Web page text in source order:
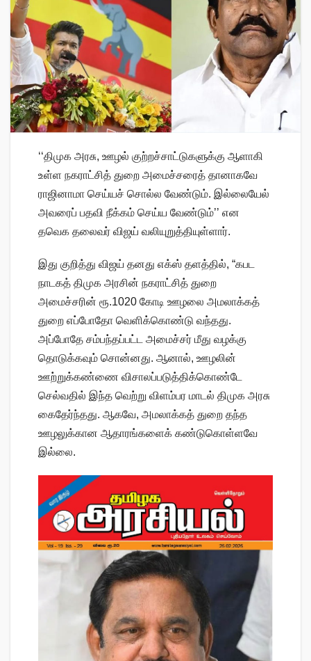
‘‘திமுக அரசு, ஊழல் குற்றச்சாட்டுகளுக்கு ஆளாகி
உள்ள நகராட்சித் துறை அமைச்சரைத் தானாகவே
ராஜினாமா செய்யச் சொல்ல வேண்டும். இல்லையேல்
அவரைப் பதவி நீக்கம் செய்ய வேண்டும்’’ என
தவெக தலைவர் விஜய் வலியுறுத்தியுள்ளார்.
இது குறித்து விஜய் தனது எக்ஸ் தளத்தில், “கபட
நாடகத் திமுக அரசின் நகராட்சித் துறை
அமைச்சரின் ரூ.1020 கோடி ஊழலை அமலாக்கத்
துறை எப்போதோ வெளிக்கொண்டு வந்தது.
அப்போதே சம்பந்தப்பட்ட அமைச்சர் மீது வழக்கு
தொடுக்கவும் சொன்னது. ஆனால், ஊழலின்
ஊற்றுக்கண்ணை விசாலப்படுத்திக்கொண்டே
செல்வதில் இந்த வெற்று விளம்பர மாடல் திமுக அரசு
கைதேர்ந்தது. ஆகவே, அமலாக்கத் துறை தந்த
ஊழலுக்கான ஆதாரங்களைக் கண்டுகொள்ளவே
இல்லை.